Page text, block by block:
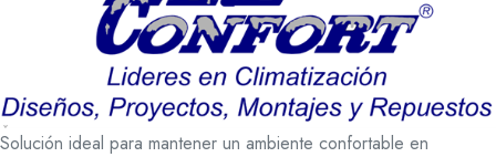
Solución ideal para mantener un ambiente confortable en